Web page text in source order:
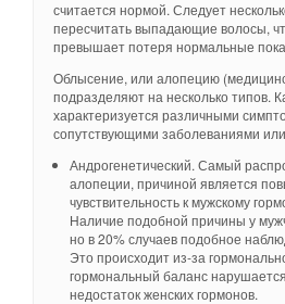
считается нормой. Следует
пересчитать выпадающие волосы,
превышает потеря нормальные
Облысение, или алопецию
подразделяют на несколько типов.
характеризуется различными
сопутствующими заболеваниями
Андрогенетический. Самый
алопеции, причиной является
чувствительность к мужскому
Наличие подобной причины у
но в 20% случаев подобное
Это происходит из-за
гормональный баланс
недостаток женских гормонов.